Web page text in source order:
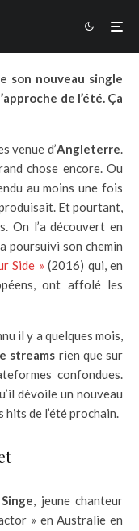
son nouveau single
de l’été. Ça
venue d’Angleterre.
chose encore. Ou
au moins une fois
Et pourtant,
On l’a découvert en
poursuivi son chemin
Side » (2016) qui, en
ont affolé les
il y a quelques mois,
streams rien que sur
confondues.
dévoile un nouveau
hits de l’été prochain.
, jeune chanteur
» en Australie en